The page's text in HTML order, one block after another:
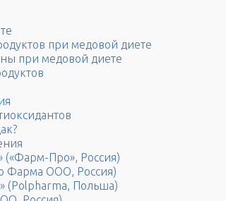
при медовой диете
при медовой диете
(«Фарм-Про», Россия)
Фарма ООО, Россия)
(Polpharma, Польша)